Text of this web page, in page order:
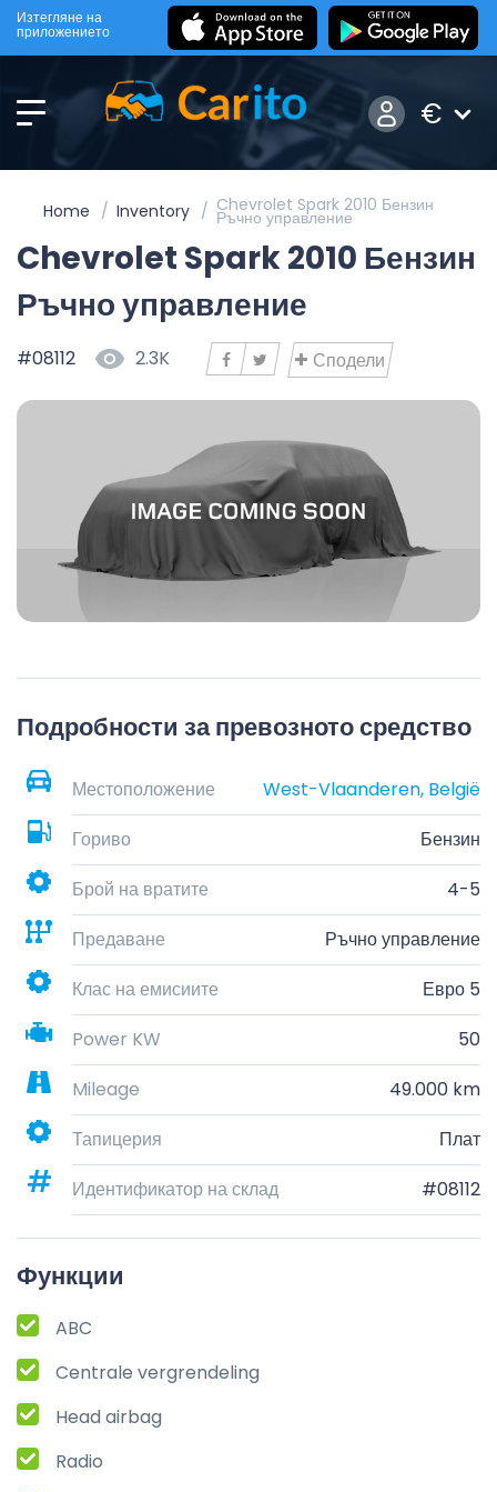
Изтегляне на
приложението
€
Home Inventory Chevrolet Spark 2010 Бензин
Ръчно управление
Chevrolet Spark 2010 Бензин
Ръчно управление
#08112 2.3K Сподели
Подробности за превозното средство
Местоположение
West-Vlaanderen, België
Гориво
Бензин
Брой на вратите
4-5
Предаване
Ръчно управление
Клас на емисиите
Евро 5
Power KW
50
Mileage
49.000 km
Тапицерия
Плат
Идентификатор на склад
#08112
Функции
ABC
Centrale vergrendeling
Head airbag
Radio